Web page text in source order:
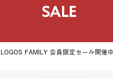
LOGOS FAMILY 会員限定セール開催中